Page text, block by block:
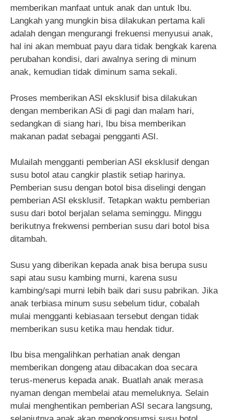
memberikan manfaat untuk anak dan untuk Ibu.
Langkah yang mungkin bisa dilakukan pertama kali
adalah dengan mengurangi frekuensi menyusui anak,
hal ini akan membuat payu dara tidak bengkak karena
perubahan kondisi, dari awalnya sering di minum
anak, kemudian tidak diminum sama sekali.
Proses memberikan ASI eksklusif bisa dilakukan
dengan memberikan ASi di pagi dan malam hari,
sedangkan di siang hari, Ibu bisa memberikan
makanan padat sebagai pengganti ASI.
Mulailah mengganti pemberian ASI eksklusif dengan
susu botol atau cangkir plastik setiap harinya.
Pemberian susu dengan botol bisa diselingi dengan
pemberian ASI eksklusif. Tetapkan waktu pemberian
susu dari botol berjalan selama seminggu. Minggu
berikutnya frekwensi pemberian susu dari botol bisa
ditambah.
Susu yang diberikan kepada anak bisa berupa susu
sapi atau susu kambing murni, karena susu
kambing/sapi murni lebih baik dari susu pabrikan. Jika
anak terbiasa minum susu sebelum tidur, cobalah
mulai mengganti kebiasaan tersebut dengan tidak
memberikan susu ketika mau hendak tidur.
Ibu bisa mengalihkan perhatian anak dengan
memberikan dongeng atau dibacakan doa secara
terus-menerus kepada anak. Buatlah anak merasa
nyaman dengan membelai atau memeluknya. Selain
mulai menghentikan pemberian ASI secara langsung,